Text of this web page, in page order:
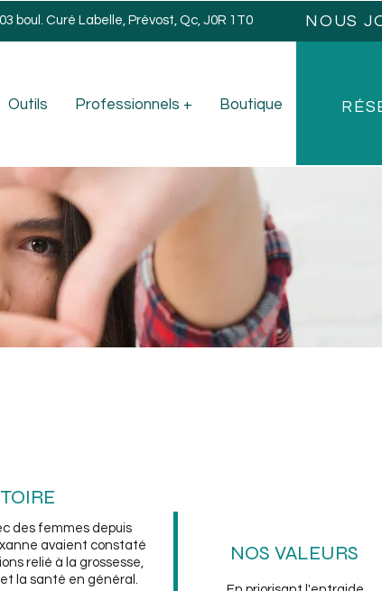
boul. Curé Labelle, Prévost, Qc, J0R 1T0 NOUS
des femmes depuis
avaient constaté
relié à la grossesse,
la santé en général.
NOS VALEURS
Outils Professionnels + Boutique